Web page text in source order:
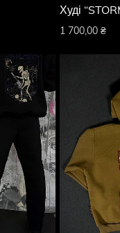
Худі
1 700,00 ₴